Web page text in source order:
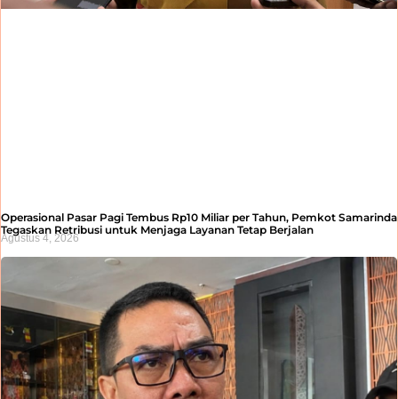
Operasional Pasar Pagi Tembus Rp10 Miliar per Tahun, Pemkot Samarinda
Tegaskan Retribusi untuk Menjaga Layanan Tetap Berjalan
Agustus 4, 2026